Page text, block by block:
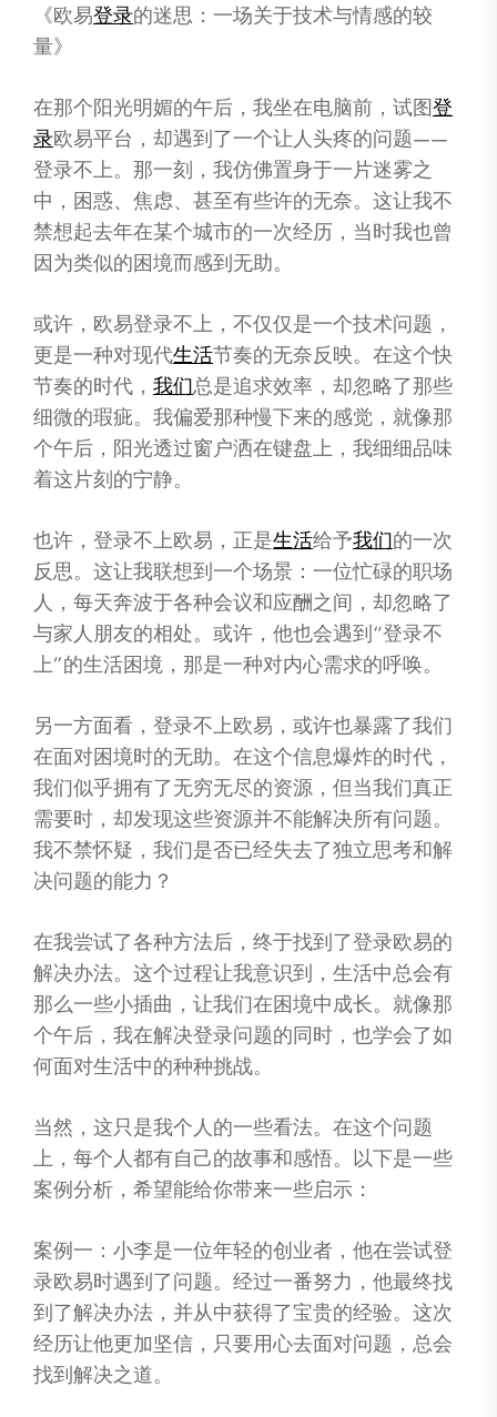
《欧易登录的迷思：一场关于技术与情感的较
量》
在那个阳光明媚的午后，我坐在电脑前，试图登
录欧易平台，却遇到了一个让人头疼的问题——
登录不上。那一刻，我仿佛置身于一片迷雾之
中，困惑、焦虑、甚至有些许的无奈。这让我不
禁想起去年在某个城市的一次经历，当时我也曾
因为类似的困境而感到无助。
或许，欧易登录不上，不仅仅是一个技术问题，
更是一种对现代生活节奏的无奈反映。在这个快
节奏的时代， 我们总是追求效率，却忽略了那些
细微的瑕疵。我偏爱那种慢下来的感觉，就像那
个午后，阳光透过窗户洒在键盘上，我细细品味
着这片刻的宁静。
也许，登录不上欧易，正是生活给予我们的一次
反思。这让我联想到一个场景：一位忙碌的职场
人，每天奔波于各种会议和应酬之间，却忽略了
与家人朋友的相处。或许，他也会遇到“登录不
上”的生活困境，那是一种对内心需求的呼唤。
另一方面看，登录不上欧易，或许也暴露了我们
在面对困境时的无助。在这个信息爆炸的时代，
我们似乎拥有了无穷无尽的资源，但当我们真正
需要时，却发现这些资源并不能解决所有问题。
我不禁怀疑，我们是否已经失去了独立思考和解
决问题的能力？
在我尝试了各种方法后，终于找到了登录欧易的
解决办法。这个过程让我意识到，生活中总会有
那么一些小插曲，让我们在困境中成长。就像那
个午后，我在解决登录问题的同时，也学会了如
何面对生活中的种种挑战。
当然，这只是我个人的一些看法。在这个问题
上，每个人都有自己的故事和感悟。以下是一些
案例分析，希望能给你带来一些启示：
案例一：小李是一位年轻的创业者，他在尝试登
录欧易时遇到了问题。经过一番努力，他最终找
到了解决办法，并从中获得了宝贵的经验。这次
经历让他更加坚信，只要用心去面对问题，总会
找到解决之道。